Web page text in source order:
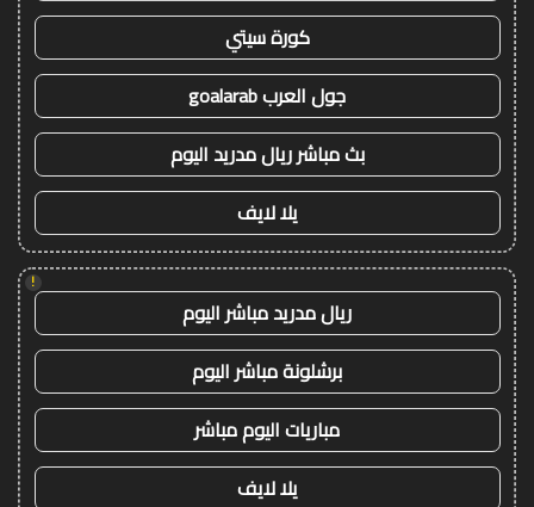
كورة سيتي
جول العرب goalarab
بث مباشر ريال مدريد اليوم
يلا لايف
!
ريال مدريد مباشر اليوم
برشلونة مباشر اليوم
مباريات اليوم مباشر
يلا لايف